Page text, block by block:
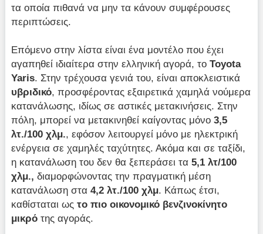
τα οποία πιθανά να μην τα κάνουν συμφέρουσες
περιπτώσεις.
Επόμενο στην λίστα είναι ένα μοντέλο που έχει
αγαπηθεί ιδιαίτερα στην ελληνική αγορά, τοToyota
Yaris. Στην τρέχουσα γενιά του, είναι αποκλειστικά
υβριδικό, προσφέροντας εξαιρετικά χαμηλά νούμερα
κατανάλωσης, ιδίως σε αστικές μετακινήσεις. Στην
πόλη, μπορεί να μετακινηθεί καίγοντας μόνο3,5
λτ./100 χλμ., εφόσον λειτουργεί μόνο με ηλεκτρική
ενέργεια σε χαμηλές ταχύτητες. Ακόμα και σε ταξίδι,
η κατανάλωση του δεν θα ξεπεράσει τα5,1 λτ/100
χλμ., διαμορφώνοντας την πραγματική μέση
κατανάλωση στα4,2 λτ./100 χλμ. Κάπως έτσι,
καθίσταται ωςτο πιο οικονομικό βενζινοκίνητο
μικρό της αγοράς.